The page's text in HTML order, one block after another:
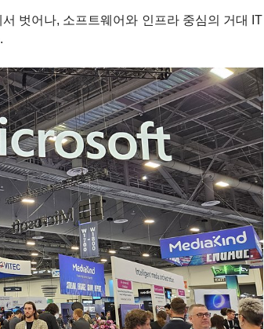
벗어나, 소프트웨어와 인프라 중심의 거대 IT